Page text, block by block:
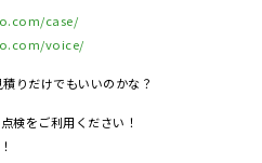
case/
voice/
りだけでもいいのかな？
検をご利用ください！